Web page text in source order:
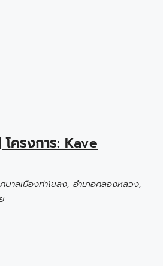
ครงการ: Kave
าลเมืองท่าโขลง, อำเภอคลองหลวง,